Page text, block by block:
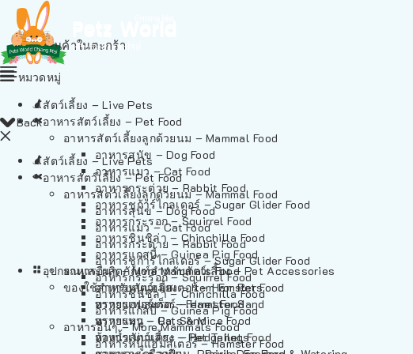
ไม่มีสินค้าในตะกร้า
Back
สัตว์เลี้ยง – Live Pets
อาหารสัตว์เลี้ยง – Pet Food
อาหารสัตว์เลี้ยงลูกด้วยนม – Mammal Food
อาหารสุนัข – Dog Food
อาหารแมว – Cat Food
อาหารกระต่าย – Rabbit Food
อาหารชูก้าร์ไกลเดอร์ – Sugar Glider Food
อาหารกระรอก – Squirrel Food
อาหารชินชิล่า – Chinchilla Food
อาหารแกสบี้ – Guinea Pig Food
อาหารอื่นๆ – More Mammals Food
อาหารหนูแฮมสเตอร์ – Hamster Food
หมวดหมู่
สัตว์เลี้ยง – Live Pets
อาหารสัตว์เลี้ยง – Pet Food
อาหารสัตว์เลี้ยงลูกด้วยนม – Mammal Food
อาหารสุนัข – Dog Food
อาหารแมว – Cat Food
อาหารกระต่าย – Rabbit Food
อาหารชูก้าร์ไกลเดอร์ – Sugar Glider Food
อาหารกระรอก – Squirrel Food
อาหารชินชิล่า – Chinchilla Food
อาหารแกสบี้ – Guinea Pig Food
อาหารอื่นๆ – More Mammals Food
อาหารหนูแฮมสเตอร์ – Hamster Food
อาหารเฟอร์เร็ต – Ferret Food
อาหารหนู – Rats & Mice Food
อาหารเม่นแคระ – Hedgehog Food
อุปกรณและผลิตภัณฑ์สำหรับสัตว์เลี้ยง – Pet Accessories
ของใช้สำหรับสัตว์เลี้ยง – Item For Pets
ทรายแฮมสเตอร์ – Hamster Sand
ทรายแมว – Cat Sand
ห้องน้ำสัตว์เลี้ยง – Pet Toilets